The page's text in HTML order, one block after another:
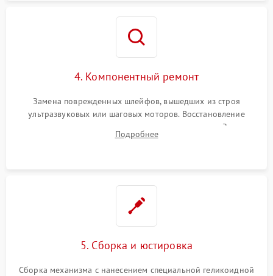
4. Компонентный ремонт
Замена поврежденных шлейфов, вышедших из строя
ультразвуковых или шаговых моторов. Восстановление
геометрии направляющих при заклинивании зума. Замена
неисправного блока диафрагмы, датчиков положения или
Подробнее
5. Сборка и юстировка
Сборка механизма с нанесением специальной геликоидной